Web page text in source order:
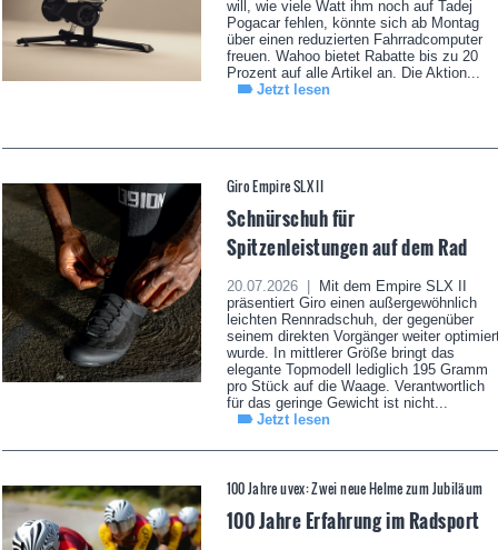
will, wie viele Watt ihm noch auf Tadej
Pogacar fehlen, könnte sich ab Montag
über einen reduzierten Fahrradcomputer
freuen. Wahoo bietet Rabatte bis zu 20
Prozent auf alle Artikel an. Die Aktion...
Jetzt lesen
Giro Empire SLX II
Schnürschuh für
Spitzenleistungen auf dem Rad
20.07.2026 |
Mit dem Empire SLX II
präsentiert Giro einen außergewöhnlich
leichten Rennradschuh, der gegenüber
seinem direkten Vorgänger weiter
wurde. In mittlerer Größe bringt das
elegante Topmodell lediglich 195 Gramm
pro Stück auf die Waage. Verantwortlich
für das geringe Gewicht ist nicht...
Jetzt lesen
100 Jahre uvex: Zwei neue Helme zum Jubiläum
100 Jahre Erfahrung im Radsport